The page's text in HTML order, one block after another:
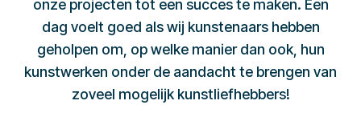
onze projecten tot een succes te maken. Een
dag voelt goed als wij kunstenaars hebben
geholpen om, op welke manier dan ook, hun
kunstwerken onder de aandacht te brengen van
zoveel mogelijk kunstliefhebbers!